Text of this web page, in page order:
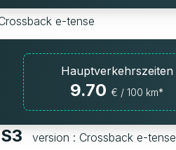
e-tense
Hauptverkehrszeiten
9.70 € / 100 km*
version : Crossback e-tense